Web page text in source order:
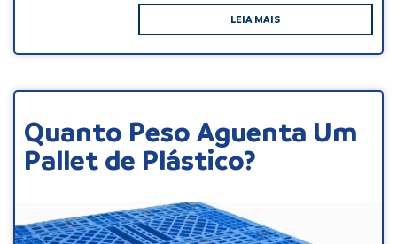
LEIA MAIS
Quanto Peso Aguenta Um
Pallet de Plástico?